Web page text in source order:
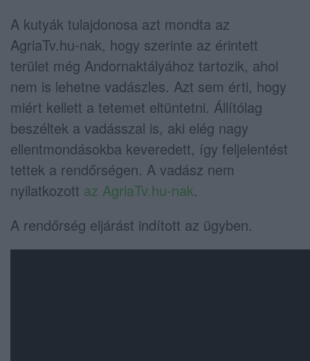
A kutyák tulajdonosa azt mondta az
AgriaTv.hu-nak, hogy szerinte az érintett
terület még Andornaktályához tartozik, ahol
nem is lehetne vadászles. Azt sem érti, hogy
miért kellett a tetemet eltüntetni. Állítólag
beszéltek a vadásszal is, aki elég nagy
ellentmondásokba keveredett, így feljelentést
tettek a rendőrségen. A vadász nem
nyilatkozott az AgriaTv.hu-nak.
A rendőrség eljárást indított az ügyben.